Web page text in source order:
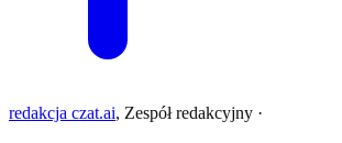
redakcja czat.ai, Zespół redakcyjny ·